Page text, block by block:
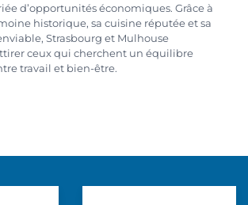
d’opportunités économiques. Grâce à
historique, sa cuisine réputée et sa
Strasbourg et Mulhouse
ceux qui cherchent un équilibre
travail et bien-être.